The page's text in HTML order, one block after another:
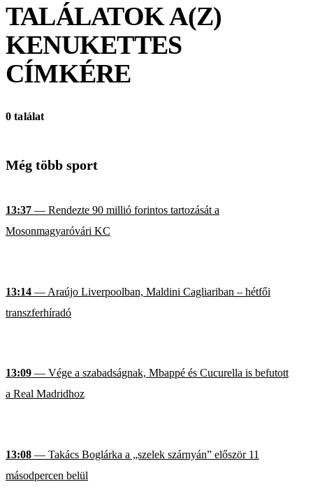
TALÁLATOK A(Z)
KENUKETTES
CÍMKÉRE
0 találat
Még több sport
13:37 — Rendezte 90 millió forintos tartozását a
Mosonmagyaróvári KC
13:14 — Araújo Liverpoolban, Maldini Cagliariban – hétfői
transzferhíradó
13:09 — Vége a szabadságnak, Mbappé és Cucurella is befutott
a Real Madridhoz
13:08 — Takács Boglárka a „szelek szárnyán” először 11
másodpercen belül